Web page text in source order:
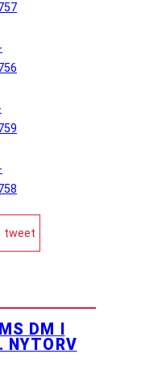
tweet
DM I
NYTORV